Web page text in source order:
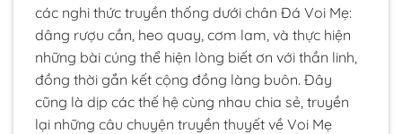
các nghi thức truyền thống dưới chân Đá Voi Mẹ:
dâng rượu cần, heo quay, cơm lam, và thực hiện
những bài cúng thể hiện lòng biết ơn với thần linh,
đồng thời gắn kết cộng đồng làng buôn. Đây
cũng là dịp các thế hệ cùng nhau chia sẻ, truyền
lại những câu chuyện truyền thuyết về Voi Mẹ